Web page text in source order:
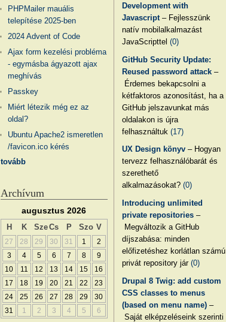
Development with
Javascript – Fejlesszünk
natív mobilalkalmazást
JavaScripttel(0)
GitHub Security Update:
Reused password attack –
Érdemes bekapcsolni a
kétfaktoros azonosítást, ha a
GitHub jelszavunkat más
oldalakon is újra
felhasználtuk(17)
UX Design könyv – Hogyan
tervezz felhasználóbarát és
szerethető
alkalmazásokat?(0)
Introducing unlimited
private repositories –
Megváltozik a GitHub
díjszabása: minden
előfizetéshez korlátlan számú
privát repository jár(0)
Drupal 8 Twig: add custom
CSS classes to menus
(based on menu name) –
Saját elképzeléseink szerinti
PHPMailer mauális
telepítése 2025-ben
2024 Advent of Code
Ajax form kezelési probléma
- egymásba ágyazott ajax
meghívás
Passkey
Miért létezik még ez az
oldal?
Ubuntu Apache2 ismeretlen
/favicon.ico kérés
tovább
Archívum
augusztus 2026
H K SzeCs P Szo V
27 28 29 30 31 1
2
3
4 5 6 7 8
9
10
11 12 13 14 15
16
17
18 19 20 21 22
23
24
25 26 27 28 29
30
31
1 2 3 4 5 6